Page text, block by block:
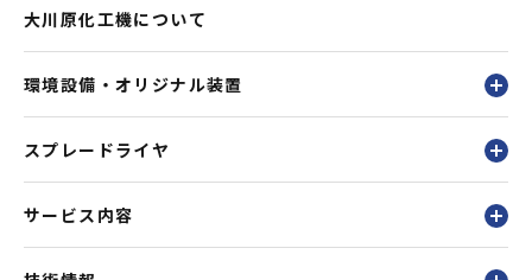
大川原化工機について
環境設備・オリジナル装置
スプレードライヤ
サービス内容